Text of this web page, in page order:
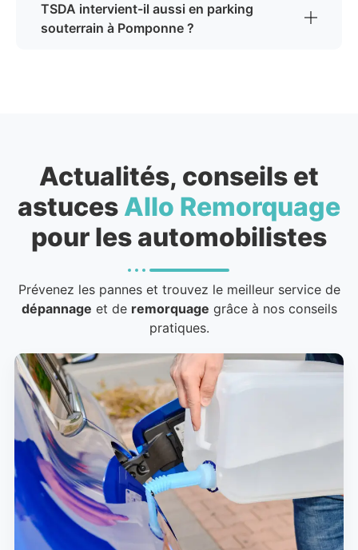
TSDA intervient-il aussi en parking
souterrain à Pomponne ?
Actualités, conseils et
astuces Allo Remorquage
pour les automobilistes
Prévenez les pannes et trouvez le meilleur service de
dépannage et de remorquage grâce à nos conseils
pratiques.